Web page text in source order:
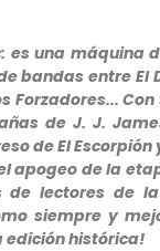
es una máquina
bandas entre El
Forzadores...
de J. J.
de El Escorpión
apogeo de la
de lectores de
siempre y
edición histórica!